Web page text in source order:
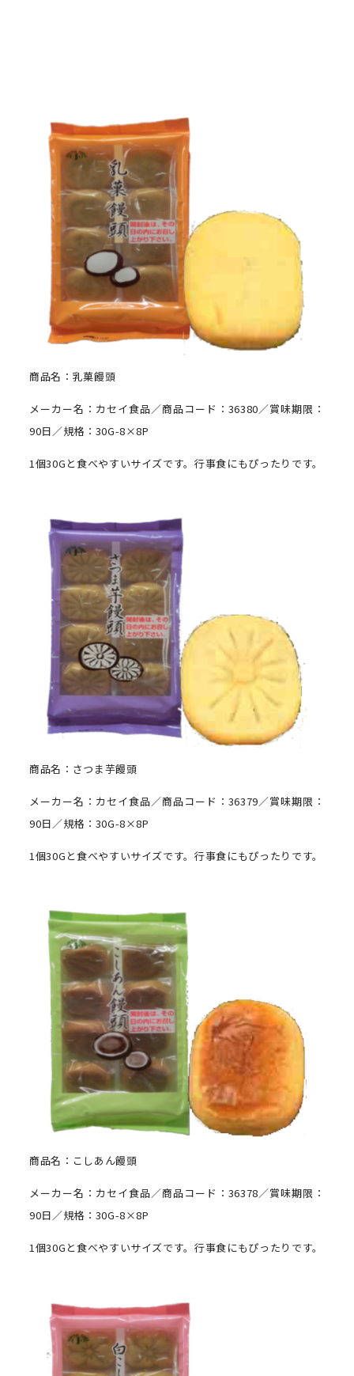
商品名：乳菓饅頭
メーカー名：カセイ食品／商品コード：36380／賞味期限：
90日／規格：30G-8×8P
1個30Gと食べやすいサイズです。行事食にもぴったりです。
商品名：さつま芋饅頭
メーカー名：カセイ食品／商品コード：36379／賞味期限：
90日／規格：30G-8×8P
1個30Gと食べやすいサイズです。行事食にもぴったりです。
商品名：こしあん饅頭
メーカー名：カセイ食品／商品コード：36378／賞味期限：
90日／規格：30G-8×8P
1個30Gと食べやすいサイズです。行事食にもぴったりです。